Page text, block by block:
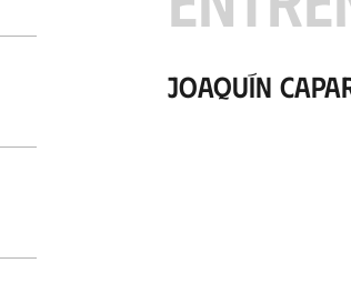
Joaquín